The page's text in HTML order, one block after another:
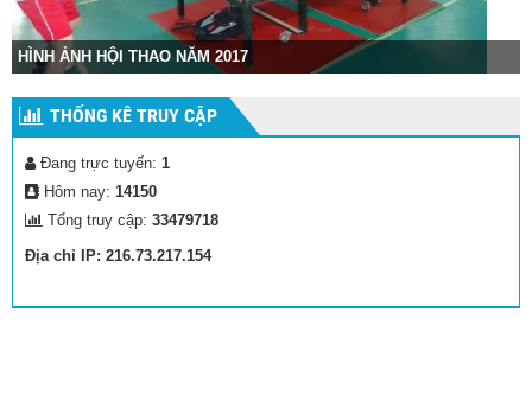
HÌNH ẢNH HỘI THAO NĂM 2017
THỐNG KÊ TRUY CẬP
Đang trực tuyến: 1
Hôm nay: 14150
Tổng truy cập: 33479718
Địa chỉ IP: 216.73.217.154